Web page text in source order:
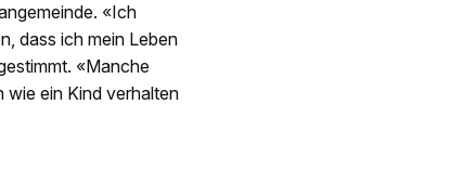
«Ich
dass ich mein Leben
«Manche
wie ein Kind verhalten